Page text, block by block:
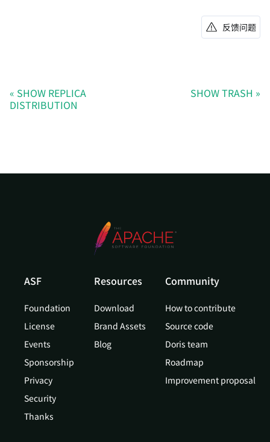
反馈问题
SHOW REPLICA
DISTRIBUTION
SHOW TRASH
ASF
Foundation
License
Events
Sponsorship
Privacy
Security
Thanks
Resources
Download
Brand Assets
Blog
Community
How to contribute
Source code
Doris team
Roadmap
Improvement proposal